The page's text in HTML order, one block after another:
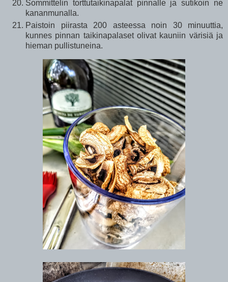
Sommittelin torttutaikinapalat pinnalle ja sutikoin ne
kananmunalla.
Paistoin piirasta 200 asteessa noin 30 minuuttia,
kunnes pinnan taikinapalaset olivat kauniin värisiä ja
hieman pullistuneina.